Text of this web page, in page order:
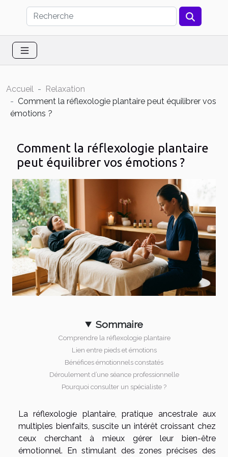
Accueil
Relaxation
Comment la réflexologie plantaire peut équilibrer vos
émotions ?
Comment la réflexologie plantaire
peut équilibrer vos émotions ?
Sommaire
Comprendre la réflexologie plantaire
Lien entre pieds et émotions
Bénéfices émotionnels constatés
Déroulement d’une séance professionnelle
Pourquoi consulter un spécialiste ?
La réflexologie plantaire, pratique ancestrale aux
multiples bienfaits, suscite un intérêt croissant chez
ceux cherchant à mieux gérer leur bien-être
émotionnel. En stimulant des zones précises des